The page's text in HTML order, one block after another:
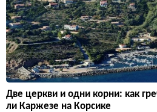
Две церкви и одни корни: как
ли Каржезе на Корсике